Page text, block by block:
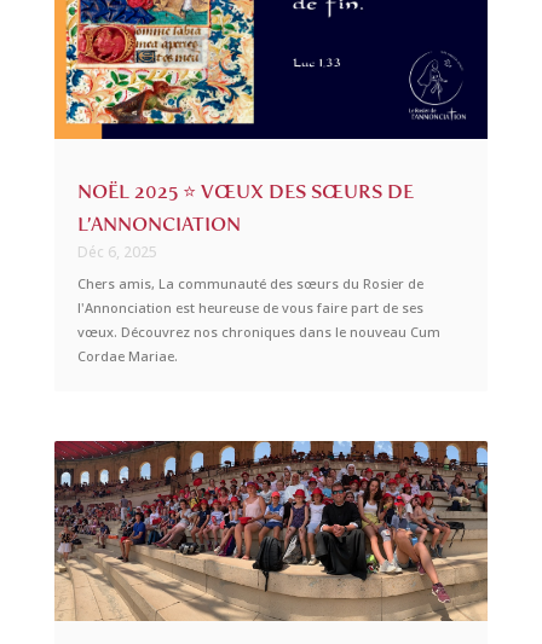
NOËL 2025 ⭐ VŒUX DES SŒURS DE
L’ANNONCIATION
Déc 6, 2025
Chers amis, La communauté des sœurs du Rosier de
l'Annonciation est heureuse de vous faire part de ses
vœux. Découvrez nos chroniques dans le nouveau Cum
Cordae Mariae.